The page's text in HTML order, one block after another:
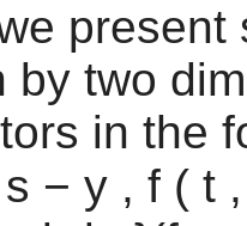
by two
in the
− y , f ( t